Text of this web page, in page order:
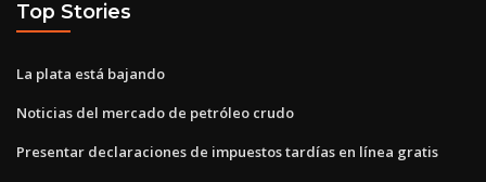
Top Stories
La plata está bajando
Noticias del mercado de petróleo crudo
Presentar declaraciones de impuestos tardías en línea gratis